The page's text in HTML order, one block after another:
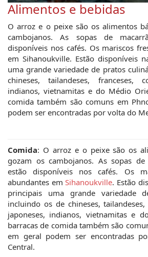
Alimentos e bebidas
O arroz e o peixe são os alimentos
cambojanos. As sopas de
disponíveis nos cafés. Os mariscos
em Sihanoukville. Estão disponíveis
uma grande variedade de pratos
chineses, tailandeses, franceses,
indianos, vietnamitas e do Médio
comida também são comuns em
podem ser encontradas por volta do
Comida: O arroz e o peixe são os
gozam os cambojanos. As sopas de
estão disponíveis nos cafés. Os
abundantes emSihanoukville. Estão
principais uma grande variedade
incluindo os de chineses, tailandeses,
japoneses, indianos, vietnamitas e
barracas de comida também são
em geral podem ser encontradas
Central.